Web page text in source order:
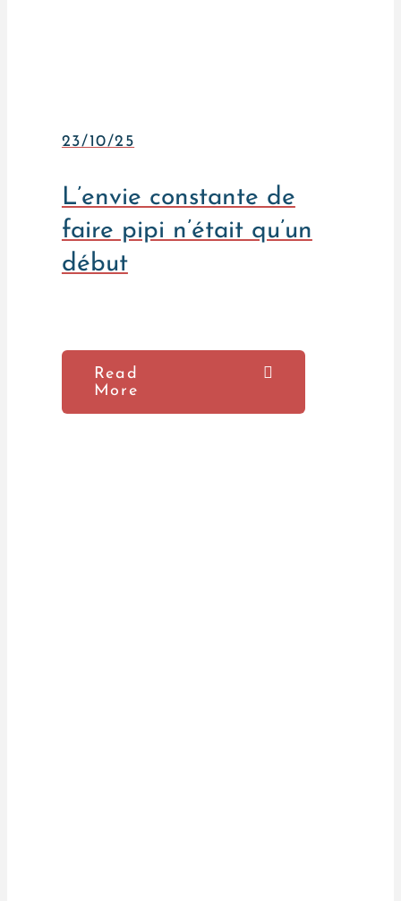
23/10/25
L’envie constante de
faire pipi n’était qu’un
début
Read
More